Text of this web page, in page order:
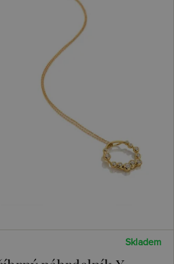
Skladem